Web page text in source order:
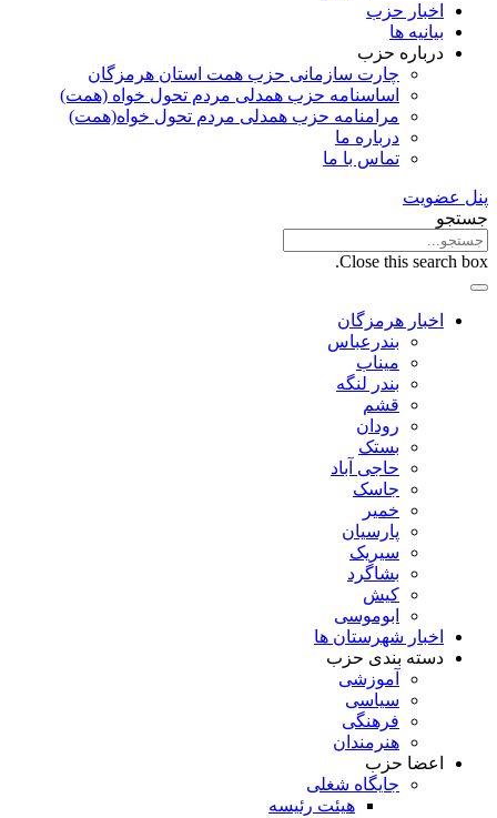
اخبار حزب
بیانیه ها
درباره حزب
چارت سازمانی حزب همت استان هرمزگان
اساسنامه حزب همدلی مردم تحول خواه (همت)
مرامنامه حزب همدلی مردم تحول خواه(همت)
درباره ما
تماس با ما
پنل عضویت
جستجو
Close this search box.
اخبار هرمزگان
بندرعباس
میناب
بندر لنگه
قشم
رودان
بستک
حاجی آباد
جاسک
خمیر
پارسیان
سیریک
بشاگرد
کیش
ابوموسی
اخبار شهرستان ها
دسته بندی حزب
آموزشی
سیاسی
فرهنگی
هنرمندان
اعضا حزب
جایگاه شغلی
هیئت رئیسه